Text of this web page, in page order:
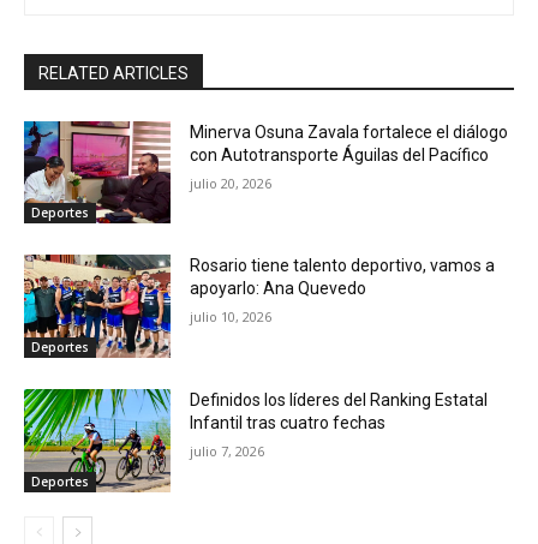
RELATED ARTICLES
Deportes
Minerva Osuna Zavala fortalece el diálogo
con Autotransporte Águilas del Pacífico
julio 20, 2026
Deportes
Rosario tiene talento deportivo, vamos a
apoyarlo: Ana Quevedo
julio 10, 2026
Deportes
Definidos los líderes del Ranking Estatal
Infantil tras cuatro fechas
julio 7, 2026